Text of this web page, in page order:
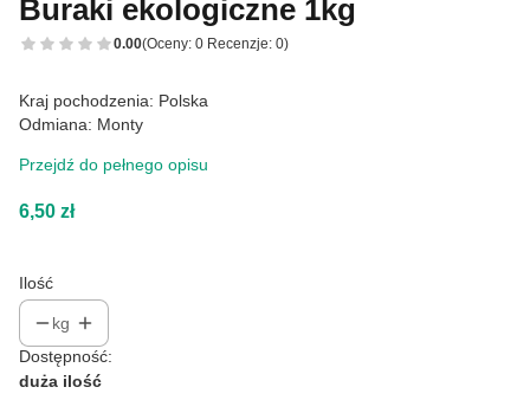
Buraki ekologiczne 1kg
0.00(Oceny: 0 Recenzje: 0)
Kraj pochodzenia: Polska
Odmiana: Monty
Przejdź do pełnego opisu
Cena
6,50 zł
Ilość
kg
Dostępność:
duża ilość